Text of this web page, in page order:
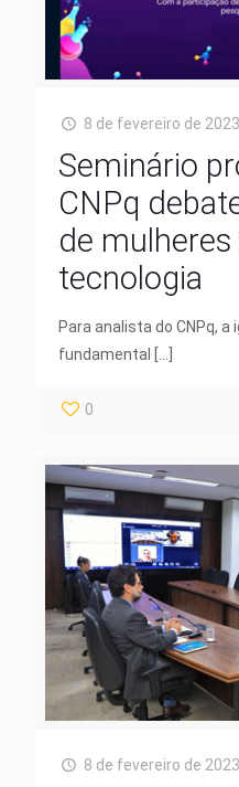
8 de fevereiro de 2023
Seminário
CNPq
de
tecnologia
Para analista do CNPq, a
fundamental
0
8 de fevereiro de 2023